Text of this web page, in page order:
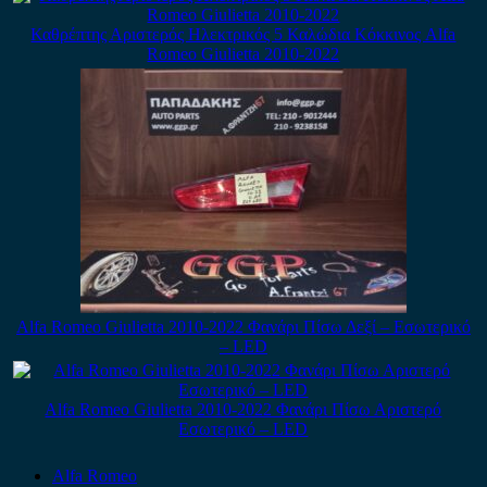
Καθρέπτης Αριστερός Ηλεκτρικός 5 Καλώδια Κόκκινος Alfa
Romeo Giulietta 2010-2022
Alfa Romeo Giulietta 2010-2022 Φανάρι Πίσω Δεξί – Εσωτερικό
– LED
Alfa Romeo Giulietta 2010-2022 Φανάρι Πίσω Αριστερό
Εσωτερικό – LED
Alfa Romeo